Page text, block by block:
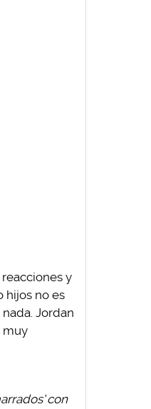
y
hijos no es
Jordan
muy
con